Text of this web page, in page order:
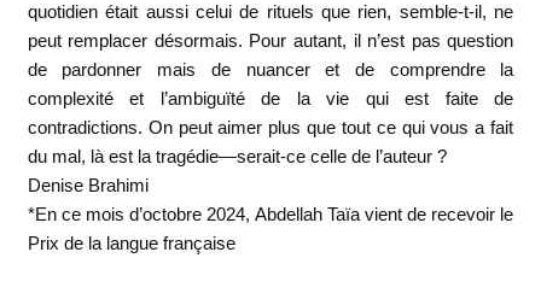
quotidien était aussi celui de rituels que rien, semble-t-il, ne
peut remplacer désormais. Pour autant, il n’est pas question
de pardonner mais de nuancer et de comprendre la
complexité et l’ambiguïté de la vie qui est faite de
contradictions. On peut aimer plus que tout ce qui vous a fait
du mal, là est la tragédie—serait-ce celle de l’auteur ?
Denise Brahimi
*En ce mois d’octobre 2024, Abdellah Taïa vient de recevoir le
Prix de la langue française